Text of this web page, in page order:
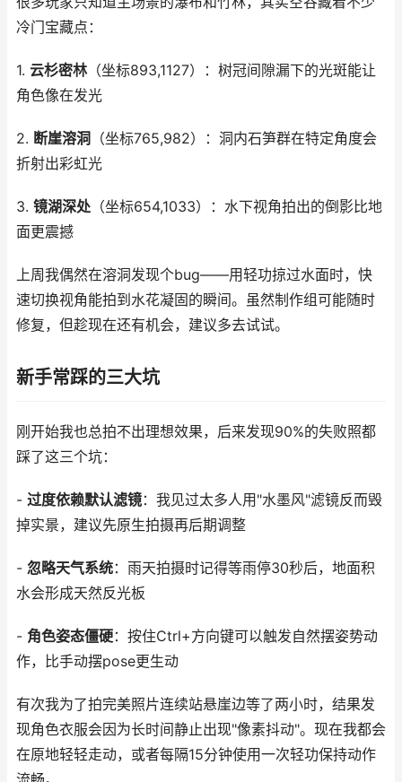
冷门宝藏点：
1. 云杉密林（坐标893,1127）：树冠间隙漏下的光斑能让
角色像在发光
2. 断崖溶洞
（坐标765,982）：洞内石笋群在特定角度会
折射出彩虹光
3. 镜湖深处（坐标654,1033）：水下视角拍出的倒影比地
面更震撼
上周我偶然在溶洞发现个bug——用轻功掠过水面时，快
速切换视角能拍到水花凝固的瞬间。虽然制作组可能随时
修复，但趁现在还有机会，建议多去试试。
新手常踩的三大坑
刚开始我也总拍不出理想效果，后来发现90%的失败照都
踩了这三个坑：
- 过度依赖默认滤镜：我见过太多人用"水墨风"滤镜反而毁
掉实景，建议先原生拍摄再后期调整
- 忽略天气系统：雨天拍摄时记得等雨停30秒后，地面积
水会形成天然反光板
- 角色姿态僵硬：按住Ctrl+方向键可以触发自然摆姿势动
作，比手动摆pose更生动
有次我为了拍完美照片连续站悬崖边等了两小时，结果发
现角色衣服会因为长时间静止出现"像素抖动"。现在我都会
在原地轻轻走动，或者每隔15分钟使用一次轻功保持动作